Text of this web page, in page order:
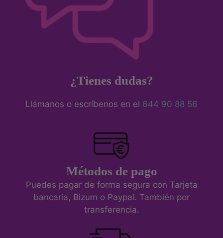
¿Tienes dudas?
Llámanos o escríbenos en el 644 90 88 56
Métodos de pago
Puedes pagar de forma segura con Tarjeta
bancaria, Bizum o Paypal. También por
transferencia.